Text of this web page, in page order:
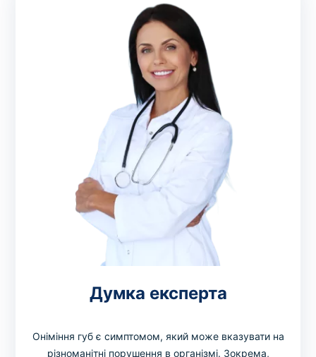
Думка експерта
Оніміння губ є симптомом, який може вказувати на
різноманітні порушення в організмі. Зокрема,